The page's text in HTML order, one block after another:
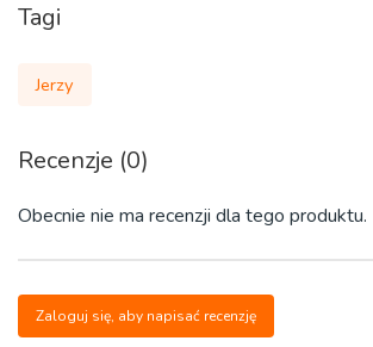
Tagi
Jerzy
Recenzje (0)
Obecnie nie ma recenzji dla tego produktu.
Zaloguj się, aby napisać recenzję